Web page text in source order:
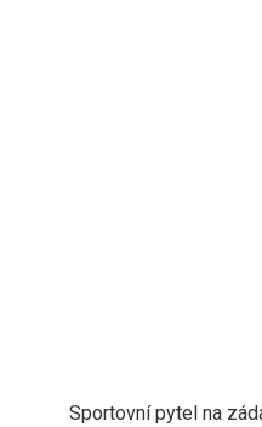
Sportovní pytel na